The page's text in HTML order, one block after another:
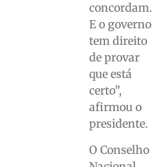
concordam.
E o governo
tem direito
de provar
que está
certo”,
afirmou o
presidente.
O Conselho